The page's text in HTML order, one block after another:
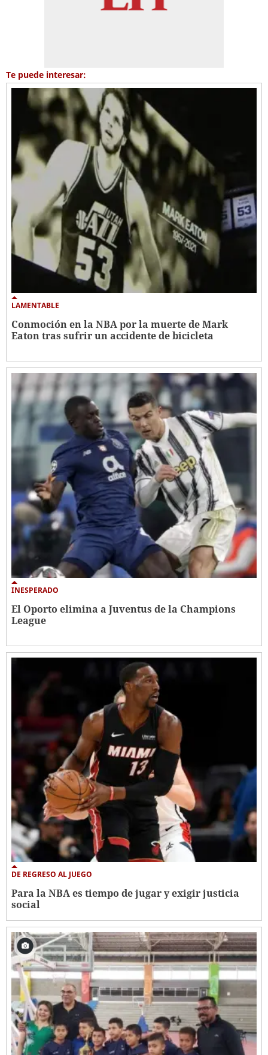
Te puede interesar:
LAMENTABLE
Conmoción en la NBA por la muerte de Mark
Eaton tras sufrir un accidente de bicicleta
INESPERADO
El Oporto elimina a Juventus de la Champions
League
DE REGRESO AL JUEGO
Para la NBA es tiempo de jugar y exigir justicia
social